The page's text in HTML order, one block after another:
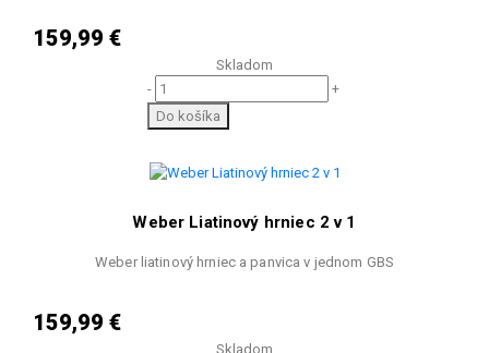
159,99 €
Skladom
-
+
Do košíka
Weber Liatinový hrniec 2 v 1
Weber liatinový hrniec a panvica v jednom GBS
159,99 €
Skladom